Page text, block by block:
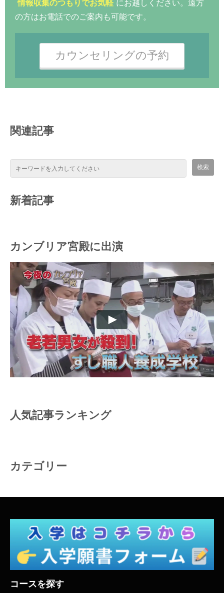
情報収集のつもりでお気軽 にお越しください。遠方
の方はお電話でのご案内も可能です。
カウンセリングの予約
関連記事
新着記事
カンブリア宮殿に出演
人気記事ランキング
カテゴリー
コースを探す